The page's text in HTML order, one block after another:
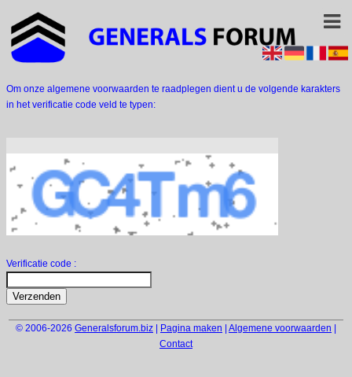
Om onze algemene voorwaarden te raadplegen dient u de volgende karakters
in het verificatie code veld te typen:
Verificatie code :
© 2006-2026 Generalsforum.biz | Pagina maken | Algemene voorwaarden |
Contact